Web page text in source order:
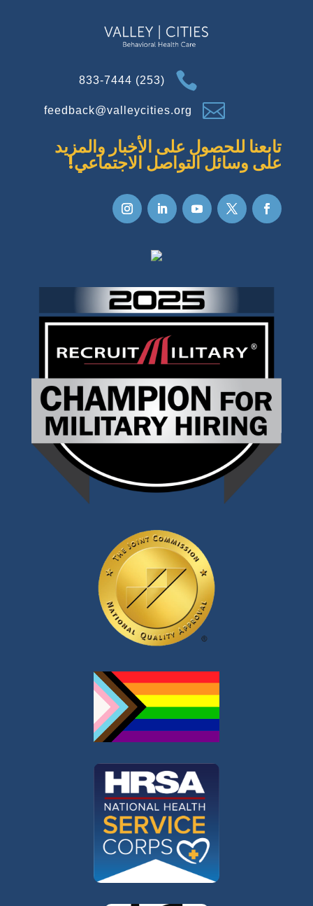

(253) 833-7444

feedback@valleycities.org
تابعنا للحصول على الأخبار والمزيد
على وسائل التواصل الاجتماعي!